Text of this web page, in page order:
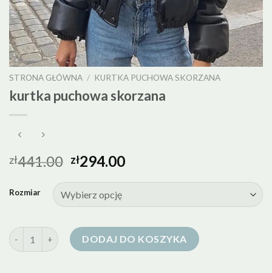
STRONA GŁÓWNA / KURTKA PUCHOWA SKORZANA
kurtka puchowa skorzana
zł441.00 zł294.00
Rozmiar
ilość kurtka puchowa skorzanaDODAJ DO KOSZYKA